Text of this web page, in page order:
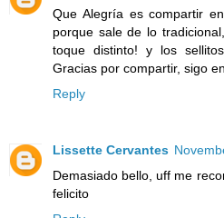
Que Alegría es compartir
porque sale de lo
toque distinto! y los
Gracias por compartir, sigo
Reply
Lissette Cervantes
Demasiado bello, uff me
felicito